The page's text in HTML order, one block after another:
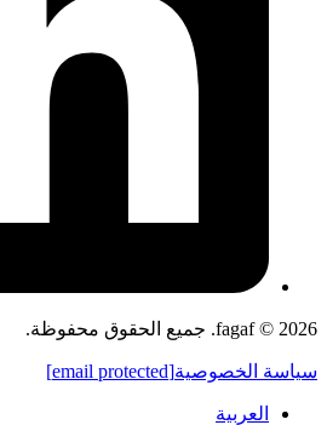
fagaf © 2026. جميع الحقوق محفوظة.
سياسة الخصوصية[email protected]
العربية